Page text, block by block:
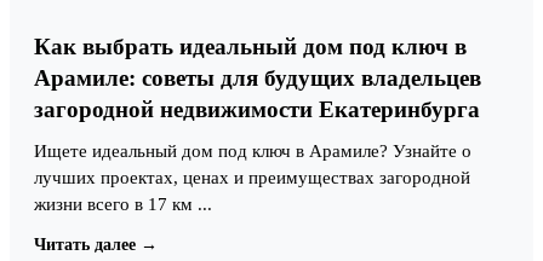
Как выбрать идеальный дом под ключ в
Арамиле: советы для будущих владельцев
загородной недвижимости Екатеринбурга
Ищете идеальный дом под ключ в Арамиле? Узнайте о
лучших проектах, ценах и преимуществах загородной
жизни всего в 17 км ...
Читать далее →